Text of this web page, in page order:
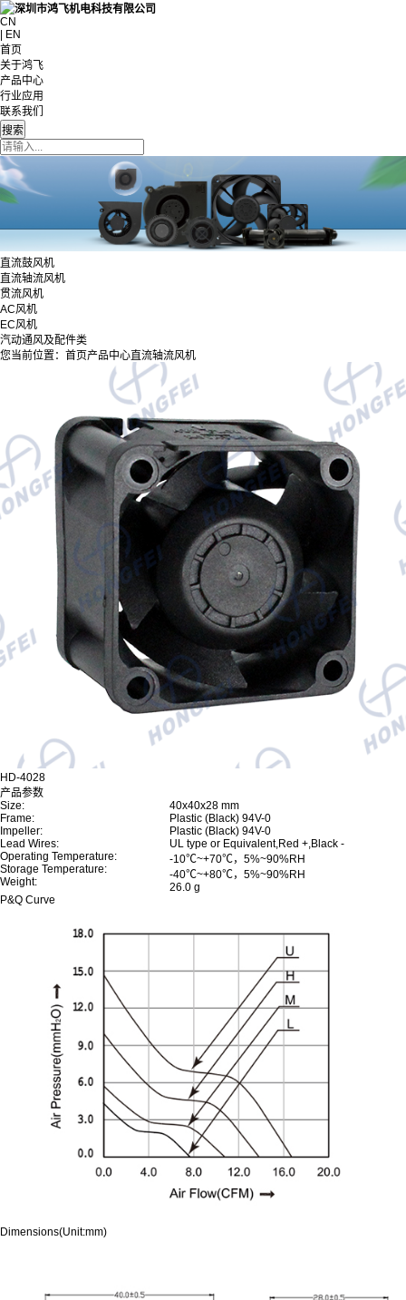
CN
| EN
首页
关于鸿飞
产品中心
行业应用
联系我们
直流鼓风机
直流轴流风机
贯流风机
AC风机
EC风机
汽动通风及配件类
您当前位置： 首页产品中心直流轴流风机
HD-4028
产品参数
Size:
Frame:
Impeller:
Lead Wires:
Operating Temperature:
Storage Temperature:
Weight:
40x40x28 mm
Plastic (Black) 94V-0
Plastic (Black) 94V-0
UL type or Equivalent,Red +,Black -
-10℃~+70℃，5%~90%RH
-40℃~+80℃，5%~90%RH
26.0 g
P&Q Curve
Dimensions(Unit:mm)